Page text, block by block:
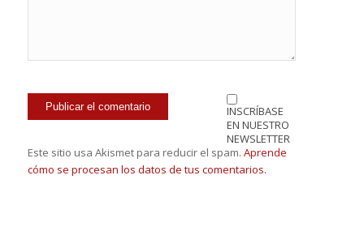
INSCRÍBASE
EN NUESTRO
NEWSLETTER
Este sitio usa Akismet para reducir el spam. Aprende
cómo se procesan los datos de tus comentarios.